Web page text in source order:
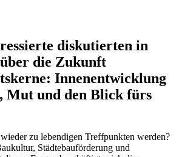
diskutierten in
die Zukunft
Innenentwicklung
Mut und den Blick fürs
zu lebendigen Treffpunkten werden?
Städtebauförderung und